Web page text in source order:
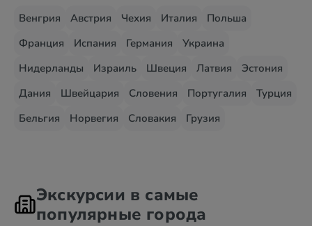
Венгрия Австрия Чехия Италия
Польша
Франция
Испания Германия
Украина
Нидерланды
Израиль Швеция Латвия
Эстония
Дания
Швейцария Словения Португалия
Турция
Бельгия
Норвегия Словакия Грузия
Экскурсии в самые
популярные города